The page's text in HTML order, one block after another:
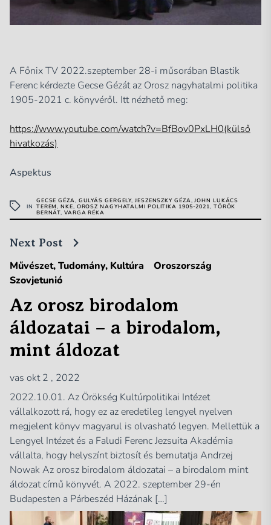
A Főnix TV 2022.szeptember 28-i műsorában Blastik
Ferenc kérdezte Gecse Gézát az Orosz nagyhatalmi politika
1905-2021 c. könyvéről. Itt nézhető meg:
https://www.youtube.com/watch?v=BfBov0PxLH0(külső
hivatkozás)
Aspektus
IN
GECSE GÉZA, GULYÁS GERGELY,JESZENSZKY GÉZA,JOHN LUKÁCS
TEREM,NKE, OROSZ NAGYHATALMI POLITIKA 1905-2021, TÖRÖK
BERNÁT,VARGA RÉKA
Next Post
Művészet, Tudomány, Kultúra
Oroszország
Szovjetunió
Az orosz birodalom
áldozatai – a birodalom,
mint áldozat
vas okt 2 , 2022
2022.10.01. Az Örökség Kultúrpolitikai Intézet
vállalkozott rá, hogy ez az eredetileg lengyel nyelven
megjelent könyv magyarul is olvasható legyen. Mellettük a
Lengyel Intézet és a Faludi Ferenc Jezsuita Akadémia
vállalta, hogy helyszínt biztosít és bemutatja Andrzej
Nowak Az orosz birodalom áldozatai – a birodalom mint
áldozat című könyvét. A 2022. szeptember 29-én
Budapesten a Párbeszéd Házának […]